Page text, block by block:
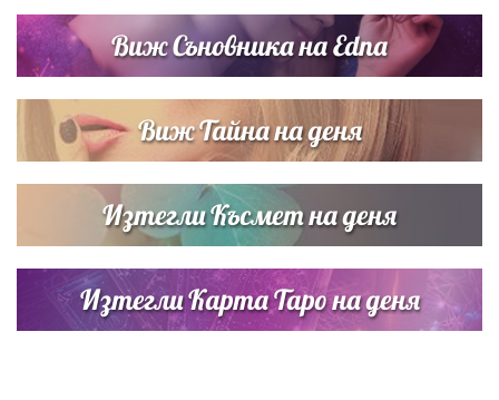
Виж Съновника на Edna
Виж Тайна на деня
Изтегли Късмет на деня
Изтегли Карта Таро на деня